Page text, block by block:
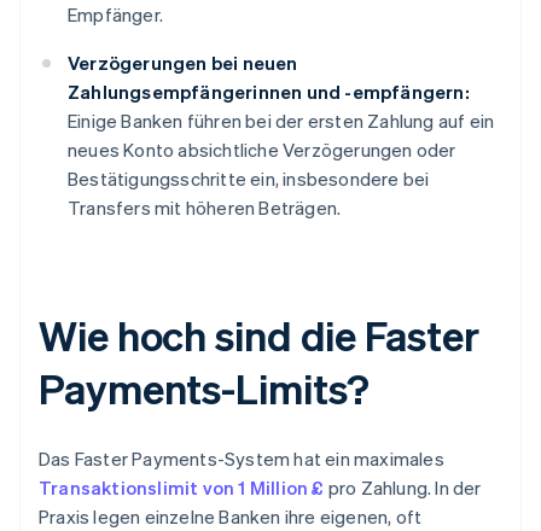
Empfänger.
Verzögerungen bei neuen
Zahlungsempfängerinnen und -empfängern:
Einige Banken führen bei der ersten Zahlung auf ein
neues Konto absichtliche Verzögerungen oder
Bestätigungsschritte ein, insbesondere bei
Transfers mit höheren Beträgen.
Wie hoch sind die Faster
Payments-Limits?
Das Faster Payments-System hat ein maximales
Transaktionslimit von 1 Million £ pro Zahlung. In der
Praxis legen einzelne Banken ihre eigenen, oft